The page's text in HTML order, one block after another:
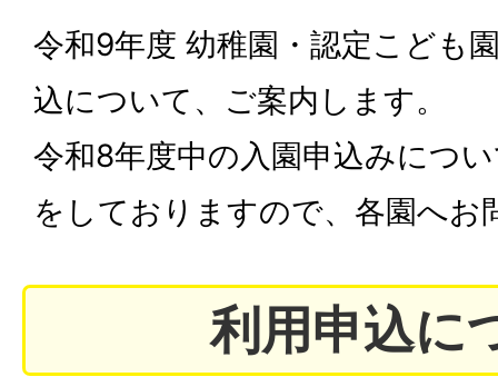
令和9年度 幼稚園・認定こども
込について、ご案内します。
令和8年度中の入園申込みにつ
をしておりますので、各園へお
利用申込に